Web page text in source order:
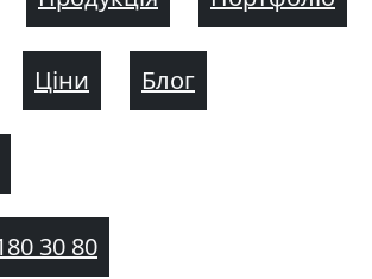
Ціни Блог
30 80